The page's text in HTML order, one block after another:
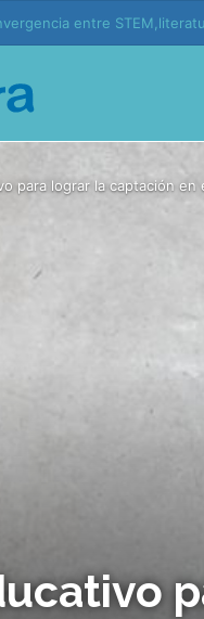
educación y vida
para lograr la captación en